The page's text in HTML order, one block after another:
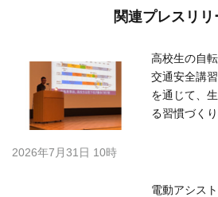
関連プレスリリ
高校生の自
交通安全講
を通じて、
る習慣づく
2026年7月31日 10時
電動アシス